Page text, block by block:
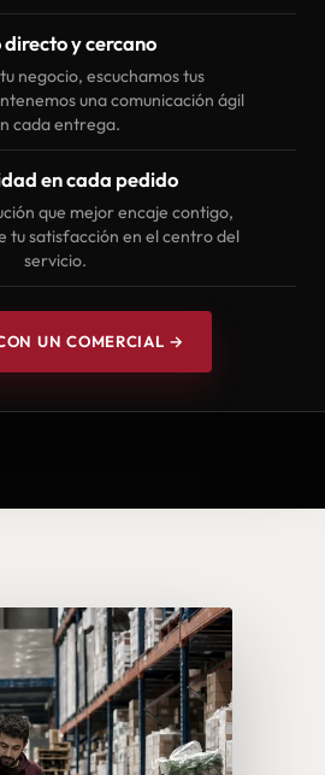
directo y cercano
negocio, escuchamos tus
una comunicación ágil
cada entrega.
en cada pedido
que mejor encaje contigo,
tu satisfacción en el centro del
servicio.
UN COMERCIAL →